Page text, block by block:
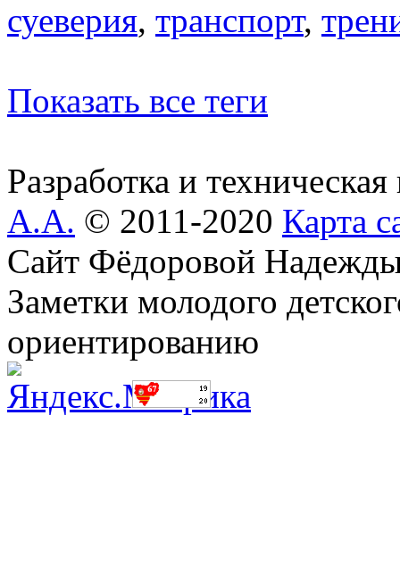
суеверия, транспорт,
Показать все теги
Разработка и
А.А. © 2011-2020 Карта
Сайт Фёдоровой
Заметки молодого
ориентированию